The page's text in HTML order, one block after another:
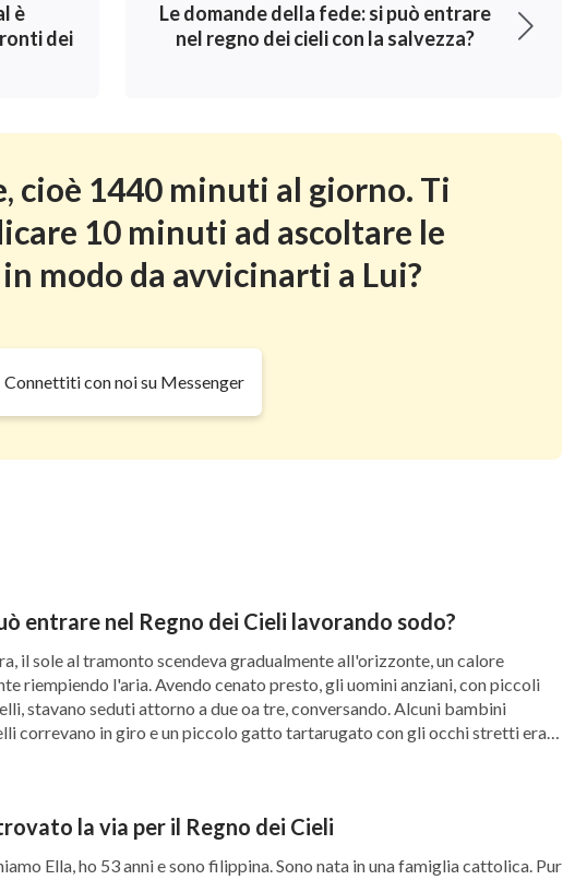
trasformata quando arriva il Signore.
modo da raggiungere la santità e essere innalzato nel
impotente a districarti da loro, se vuoi anche
desideri scacciare la tua natura peccaminosa e
del cambiamento indicherà la strada per te.
del cambiamento” Rivelare i misteri nella
è
dei
Le domande della fede: si può entrare
nel regno dei cieli con la salvezza?
cioè 1440 minuti al giorno. Ti
10 minuti ad ascoltare le
modo da avvicinarti a Lui?
Connettiti con noi su Messenger
entrare nel Regno dei Cieli lavorando sodo?
il sole al tramonto scendeva gradualmente all'orizzonte, un calore
riempiendo l'aria. Avendo cenato presto, gli uomini anziani, con piccoli
stavano seduti attorno a due oa tre, conversando. Alcuni bambini
correvano in giro e un piccolo gatto tartarugato con gli occhi stretti era
la via per il Regno dei Cieli
Ella, ho 53 anni e sono filippina. Sono nata in una famiglia cattolica. Pur